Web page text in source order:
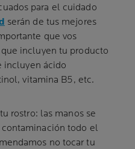
para el cuidado
serán de tus mejores
que vos
incluyen tu producto
incluyen ácido
vitamina B5, etc.
rostro: las manos se
todo el
no tocar tu